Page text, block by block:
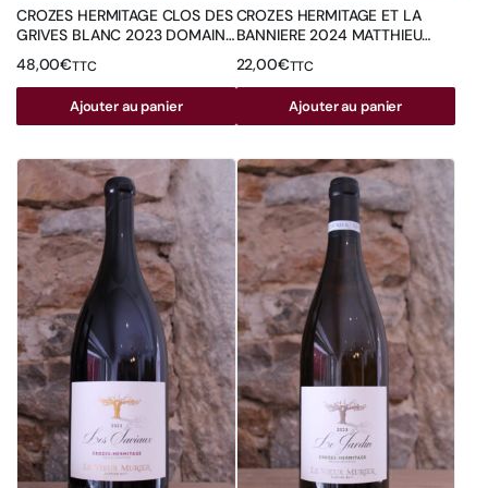
CROZES HERMITAGE CLOS DES
GRIVES BLANC 2023 DOMAINE
COMBIER
48,00€TTC
Ajouter au panier
CROZES HERMITAGE ET LA
BANNIERE 2024 MATTHIEU
BARRET
22,00€TTC
Ajouter au panier